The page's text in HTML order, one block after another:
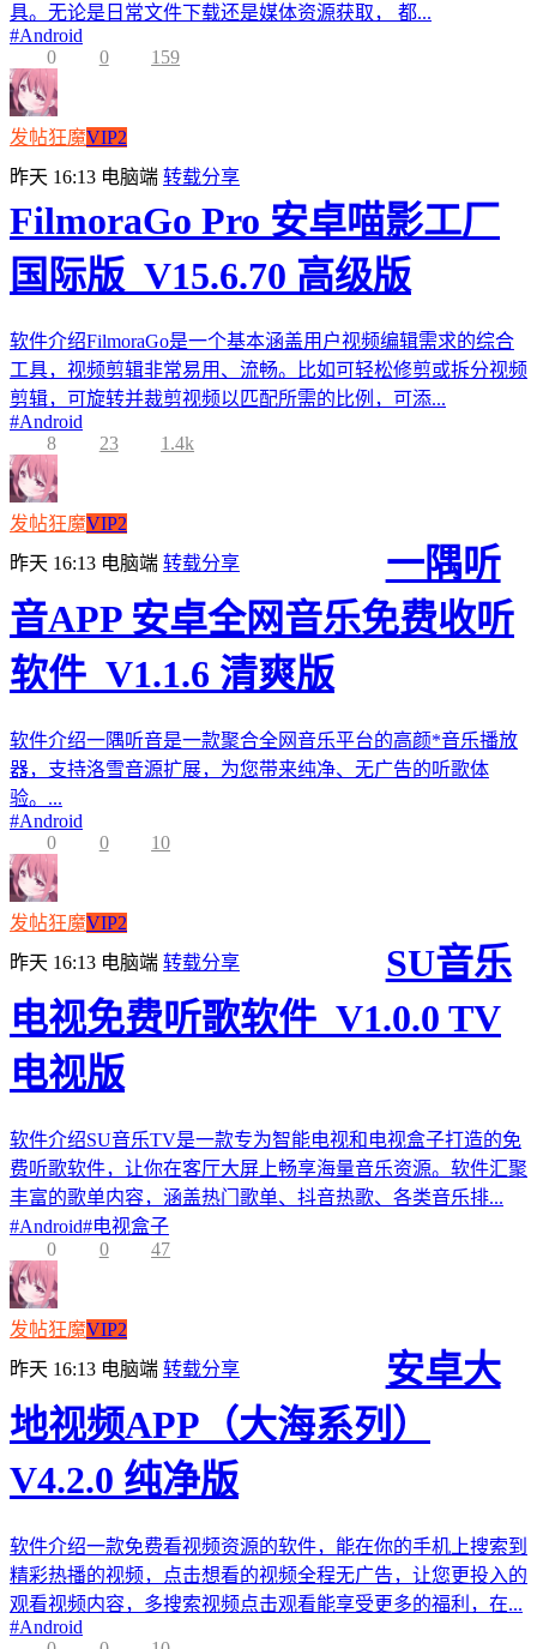
具。无论是日常文件下载还是媒体资源获取， 都...
#Android
0
0 159
发帖狂魔VIP2
昨天 16:13 电脑端 转载分享
FilmoraGo Pro 安卓喵影工厂
国际版_V15.6.70 高级版
软件介绍FilmoraGo是一个基本涵盖用户视频编辑需求的综合
工具，视频剪辑非常易用、流畅。比如可轻松修剪或拆分视频
剪辑，可旋转并裁剪视频以匹配所需的比例，可添...
#Android
8
23 1.4k
发帖狂魔VIP2
昨天 16:13 电脑端 转载分享
一隅听
音APP 安卓全网音乐免费收听
软件_V1.1.6 清爽版
软件介绍一隅听音是一款聚合全网音乐平台的高颜*音乐播放
器，支持洛雪音源扩展，为您带来纯净、无广告的听歌体
验。...
#Android
0
0 10
发帖狂魔VIP2
昨天 16:13 电脑端 转载分享
SU音乐
电视免费听歌软件_V1.0.0 TV
电视版
软件介绍SU音乐TV是一款专为智能电视和电视盒子打造的免
费听歌软件，让你在客厅大屏上畅享海量音乐资源。软件汇聚
丰富的歌单内容，涵盖热门歌单、抖音热歌、各类音乐排...
#Android#电视盒子
0
0 47
发帖狂魔VIP2
昨天 16:13 电脑端 转载分享
安卓大
地视频APP（大海系列）
V4.2.0 纯净版
软件介绍一款免费看视频资源的软件，能在你的手机上搜索到
精彩热播的视频，点击想看的视频全程无广告，让您更投入的
观看视频内容，多搜索视频点击观看能享受更多的福利，在...
#Android